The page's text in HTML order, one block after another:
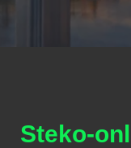
Steko-